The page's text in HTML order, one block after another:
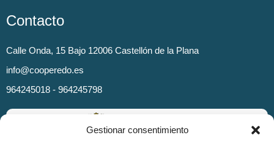
Gestionar consentimiento
Contacto
Calle Onda, 15 Bajo 12006 Castellón de la Plana
info@cooperedo.es
964245018 - 964245798